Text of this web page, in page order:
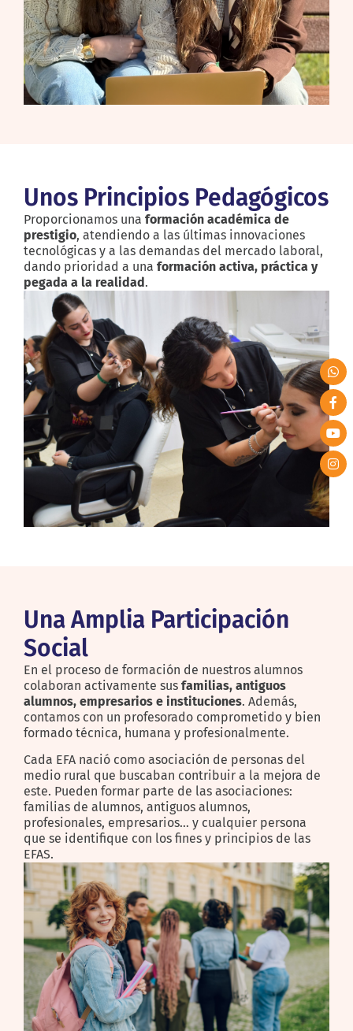
Unos Principios Pedagógicos
Proporcionamos una formación académica de
prestigio, atendiendo a las últimas innovaciones
tecnológicas y a las demandas del mercado laboral,
dando prioridad a una formación activa, práctica y
pegada a la realidad .
Una Amplia Participación
Social
En el proceso de formación de nuestros alumnos
colaboran activamente sus familias, antiguos
alumnos, empresarios e instituciones. Además,
contamos con un profesorado comprometido y bien
formado técnica, humana y profesionalmente.
Cada EFA nació como asociación de personas del
medio rural que buscaban contribuir a la mejora de
este. Pueden formar parte de las asociaciones:
familias de alumnos, antiguos alumnos,
profesionales, empresarios… y cualquier persona
que se identifique con los fines y principios de las
EFAS.